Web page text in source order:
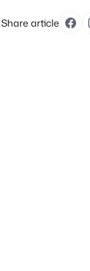
Share article